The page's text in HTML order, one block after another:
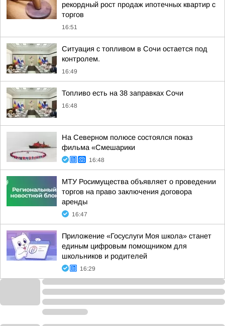
рекордный рост продаж ипотечных квартир с
торгов
16:51
Ситуация с топливом в Сочи остается под
контролем.
16:49
Топливо есть на 38 заправках Сочи
16:48
На Северном полюсе состоялся показ
фильма «Смешарики
16:48
МТУ Росимущества объявляет о проведении
торгов на право заключения договора
аренды
16:47
Приложение «Госуслуги Моя школа» станет
единым цифровым помощником для
школьников и родителей
16:29